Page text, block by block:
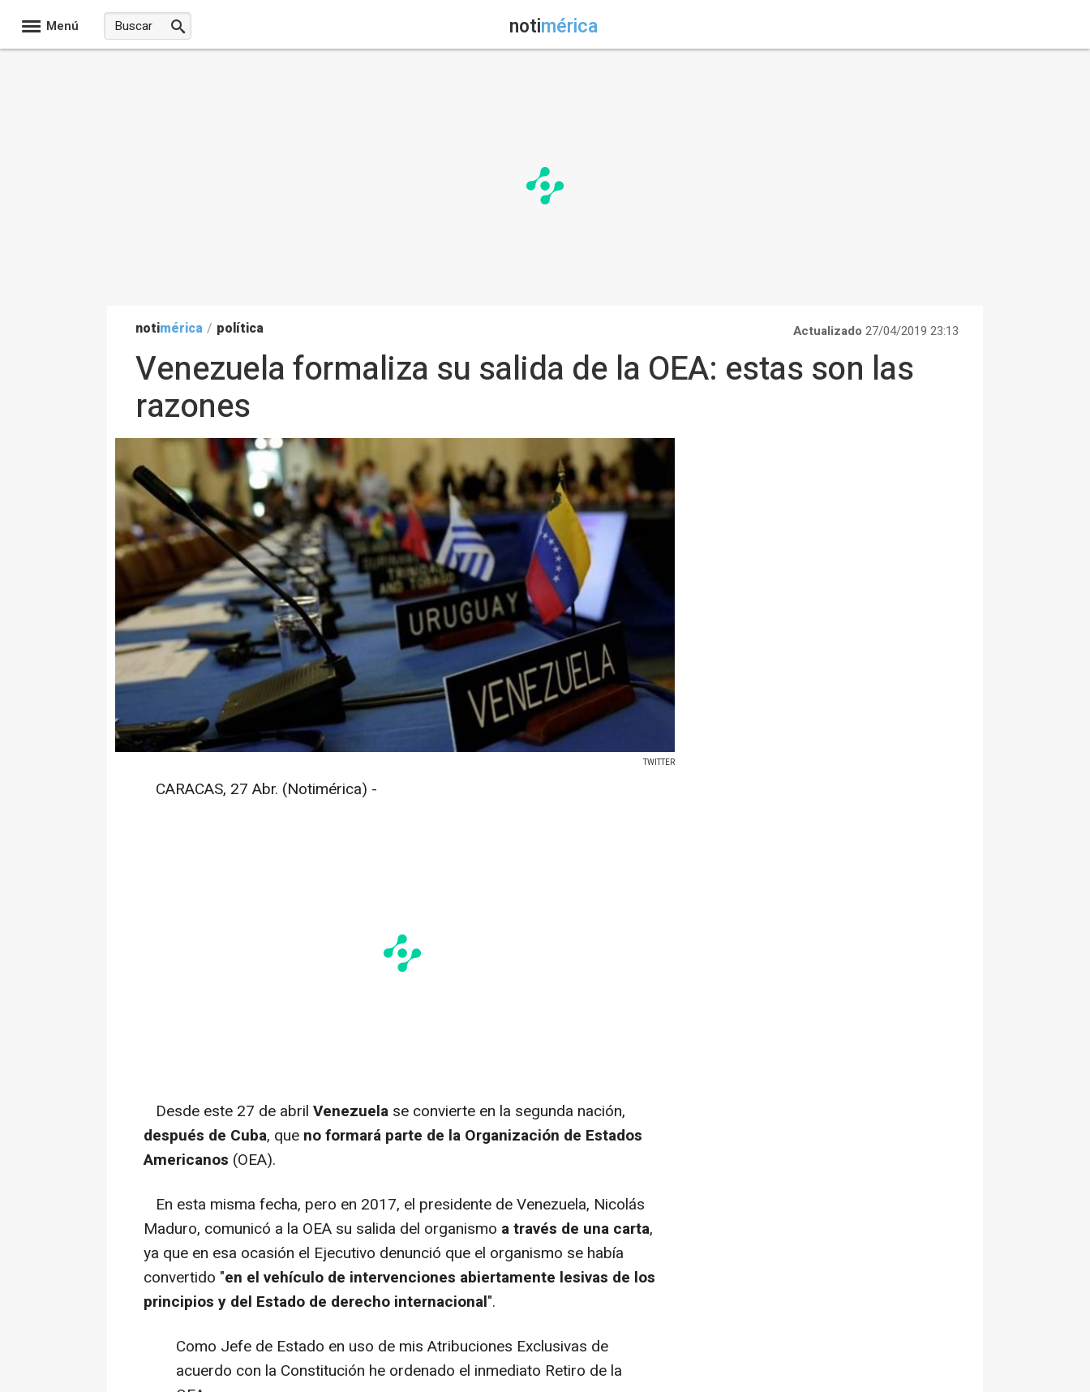
Menú notimérica
notimérica / política Actualizado 27/04/2019 23:13
Venezuela formaliza su salida de la OEA: estas son las
razones
TWITTER
CARACAS, 27 Abr. (Notimérica) -
Desde este 27 de abril Venezuela se convierte en la segunda nación,
después de Cuba, que no formará parte de la Organización de Estados
Americanos (OEA).
En esta misma fecha, pero en 2017, el presidente de Venezuela, Nicolás
Maduro, comunicó a la OEA su salida del organismo a través de una carta,
ya que en esa ocasión el Ejecutivo denunció que el organismo se había
convertido "en el vehículo de intervenciones abiertamente lesivas de los
principios y del Estado de derecho internacional".
Como Jefe de Estado en uso de mis Atribuciones Exclusivas de
acuerdo con la Constitución he ordenado el inmediato Retiro de la